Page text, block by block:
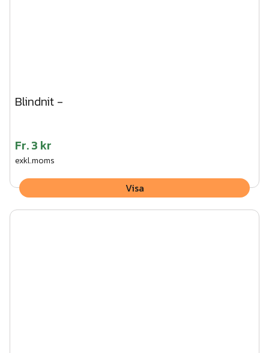
Blindnit -
Fr.3 kr
exkl.moms
Visa